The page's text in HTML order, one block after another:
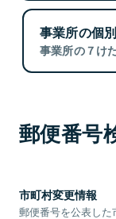
事業所の個
事業所の７け
郵便番号
市町村変更情報
郵便番号を公表し